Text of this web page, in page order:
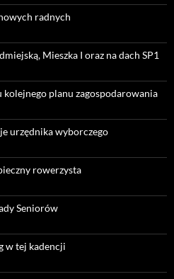
radnych
Mieszka I oraz na dach SP1
planu zagospodarowania
urzędnika wyborczego
rowerzysta
Seniorów
w tej kadencji